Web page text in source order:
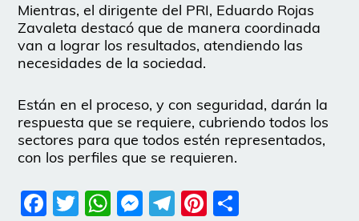
Mientras, el dirigente del PRI, Eduardo Rojas
Zavaleta destacó que de manera coordinada
van a lograr los resultados, atendiendo las
necesidades de la sociedad.
Están en el proceso, y con seguridad, darán la
respuesta que se requiere, cubriendo todos los
sectores para que todos estén representados,
con los perfiles que se requieren.
Facebook
Twitter
WhatsApp
Messenger
Telegram
Pinterest